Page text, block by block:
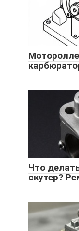
Что
скутер?